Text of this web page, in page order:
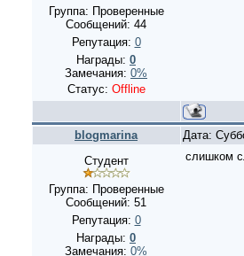
Группа: Проверенные
Сообщений: 44
Репутация: 0
Награды: 0
Замечания: 0%
Статус: Offline
blogmarina
Дата:
Студент
Группа: Проверенные
Сообщений: 51
Репутация: 0
Награды: 0
Замечания: 0%
слишком